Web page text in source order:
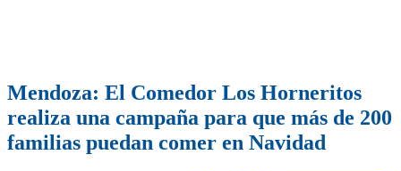
Mendoza: El Comedor Los Horneritos
realiza una campaña para que más de 200
familias puedan comer en Navidad